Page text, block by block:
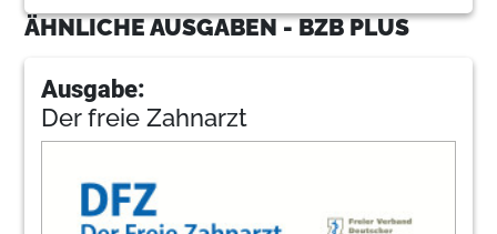
ÄHNLICHE AUSGABEN - BZB PLUS
Ausgabe:
Der freie Zahnarzt